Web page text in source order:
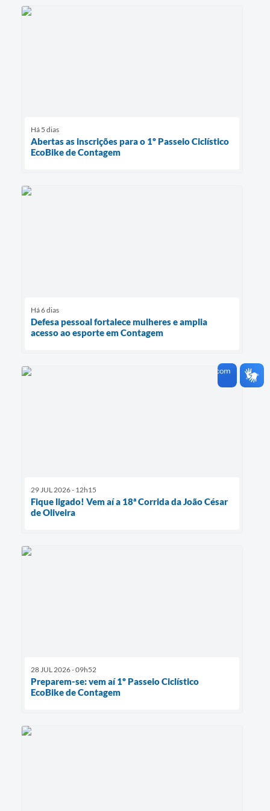
Há 5 dias
Abertas as inscrições para o 1º Passeio Ciclístico
EcoBike de Contagem
Há 6 dias
Defesa pessoal fortalece mulheres e amplia
acesso ao esporte em Contagem
29 JUL 2026 - 12h15
Fique ligado! Vem aí a 18ª Corrida da João César
de Oliveira
28 JUL 2026 - 09h52
Preparem-se: vem aí 1º Passeio Ciclístico
EcoBike de Contagem